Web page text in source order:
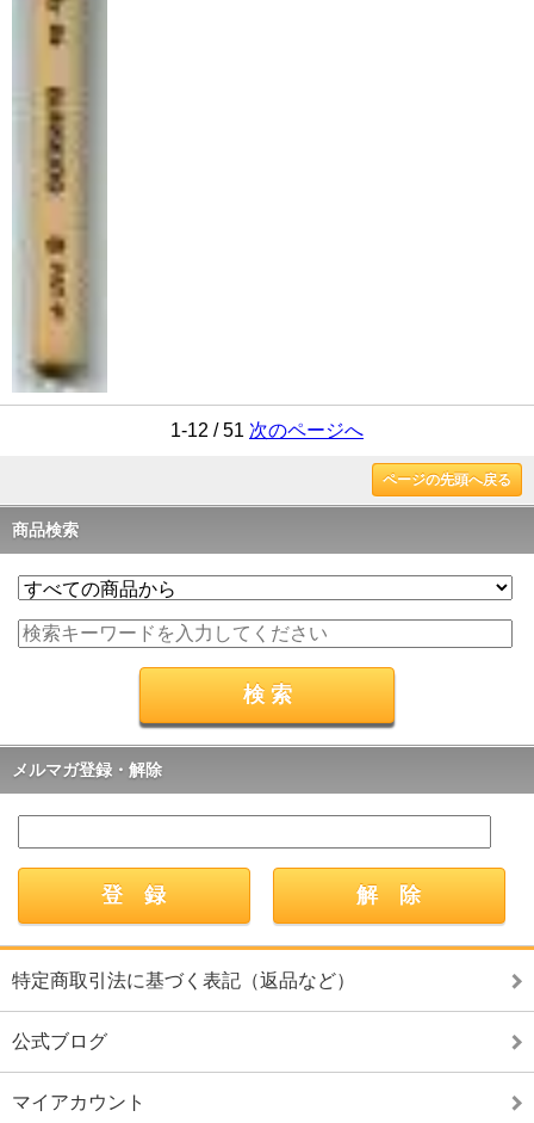
1-12 / 51 次のページへ
ページの先頭へ戻る
商品検索
メルマガ登録・解除
特定商取引法に基づく表記（返品など）
公式ブログ
マイアカウント